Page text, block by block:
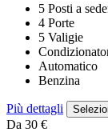
5 Posti a
4 Porte
5 Valigie
Automatico
Benzina
Più dettagli
Da 30 €